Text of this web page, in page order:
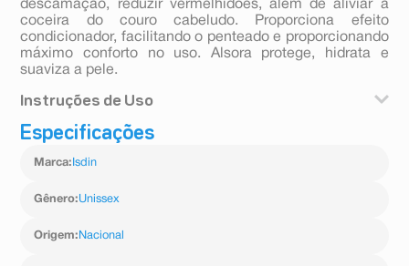
descamação, reduzir vermelhidões, além de aliviar a
coceira do couro cabeludo. Proporciona efeito
condicionador, facilitando o penteado e proporcionando
máximo conforto no uso. Alsora protege, hidrata e
suaviza a pele.
Instruções de Uso
Em dias alternados, aplicar o produto sobre o cabelo
durante alguns minutos e enxaguar abundantemente
Especificações
Marca: Isdin
Gênero:Unissex
Origem: Nacional